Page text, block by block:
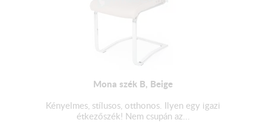
Mona szék B, Beige
Kényelmes, stílusos, otthonos. Ilyen egy igazi
étkezőszék! Nem csupán az...